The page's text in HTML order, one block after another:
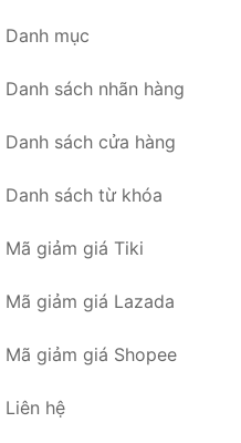
Danh mục
Danh sách nhãn hàng
Danh sách cửa hàng
Danh sách từ khóa
Mã giảm giá Tiki
Mã giảm giá Lazada
Mã giảm giá Shopee
Liên hệ